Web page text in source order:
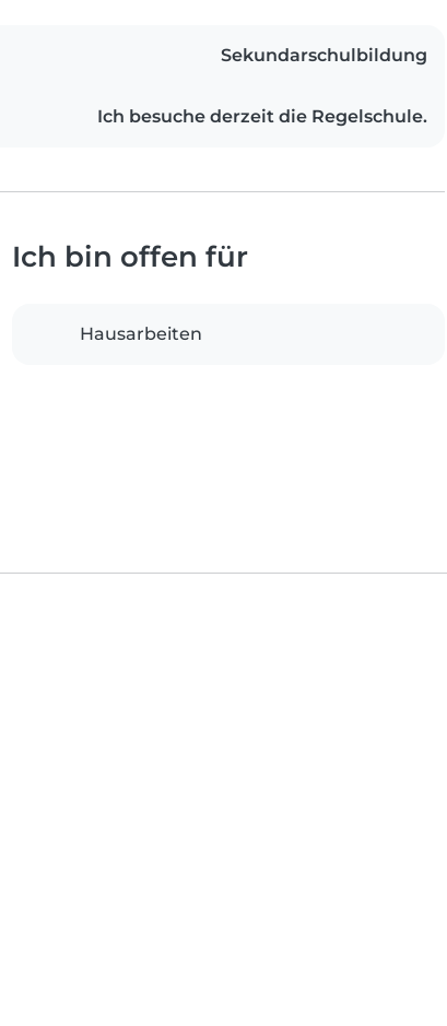
Sekundarschulbildung
Ich besuche derzeit die Regelschule.
Ich bin offen für
Hausarbeiten